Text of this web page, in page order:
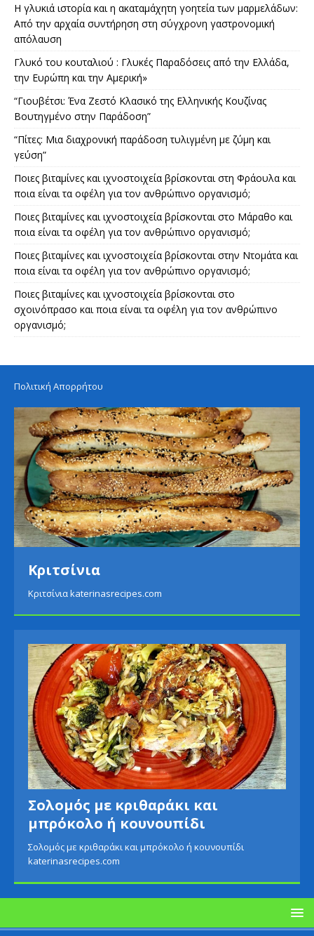
Η γλυκιά ιστορία και η ακαταμάχητη γοητεία των μαρμελάδων:
Από την αρχαία συντήρηση στη σύγχρονη γαστρονομική
απόλαυση
Γλυκό του κουταλιού : Γλυκές Παραδόσεις από την Ελλάδα,
την Ευρώπη και την Αμερική»
“Γιουβέτσι: Ένα Ζεστό Κλασικό της Ελληνικής Κουζίνας
Βουτηγμένο στην Παράδοση”
“Πίτες: Μια διαχρονική παράδοση τυλιγμένη με ζύμη και
γεύση”
Ποιες βιταμίνες και ιχνοστοιχεία βρίσκονται στη Φράουλα και
ποια είναι τα οφέλη για τον ανθρώπινο οργανισμό;
Ποιες βιταμίνες και ιχνοστοιχεία βρίσκονται στο Μάραθο και
ποια είναι τα οφέλη για τον ανθρώπινο οργανισμό;
Ποιες βιταμίνες και ιχνοστοιχεία βρίσκονται στην Ντομάτα και
ποια είναι τα οφέλη για τον ανθρώπινο οργανισμό;
Ποιες βιταμίνες και ιχνοστοιχεία βρίσκονται στο
σχοινόπρασο και ποια είναι τα οφέλη για τον ανθρώπινο
οργανισμό;
Πολιτική Απορρήτου
Κριτσίνια
Κριτσίνια katerinasrecipes.com
Σολομός με κριθαράκι και
μπρόκολο ή κουνουπίδι
Σολομός με κριθαράκι και μπρόκολο ή κουνουπίδι
katerinasrecipes.com